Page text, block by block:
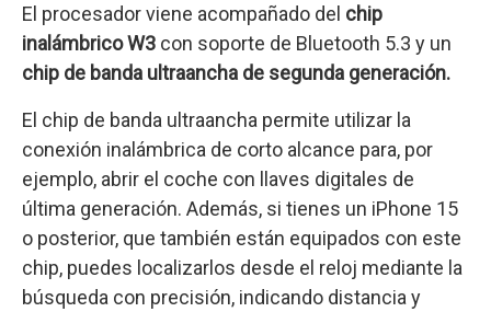
El procesador viene acompañado del chip
inalámbrico W3 con soporte de Bluetooth 5.3 y un
chip de banda ultraancha de segunda generación.
El chip de banda ultraancha permite utilizar la
conexión inalámbrica de corto alcance para, por
ejemplo, abrir el coche con llaves digitales de
última generación. Además, si tienes un iPhone 15
o posterior, que también están equipados con este
chip, puedes localizarlos desde el reloj mediante la
búsqueda con precisión, indicando distancia y